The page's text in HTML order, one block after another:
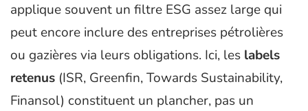
applique souvent un filtre ESG assez large qui
peut encore inclure des entreprises pétrolières
ou gazières via leurs obligations. Ici, les labels
retenus (ISR, Greenfin, Towards Sustainability,
Finansol) constituent un plancher, pas un